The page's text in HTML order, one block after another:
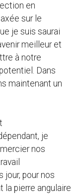
en
sur le
je suis saurai
meilleur et
à notre
Dans
maintenant un
je
nos
jour, pour nos
la pierre angulaire